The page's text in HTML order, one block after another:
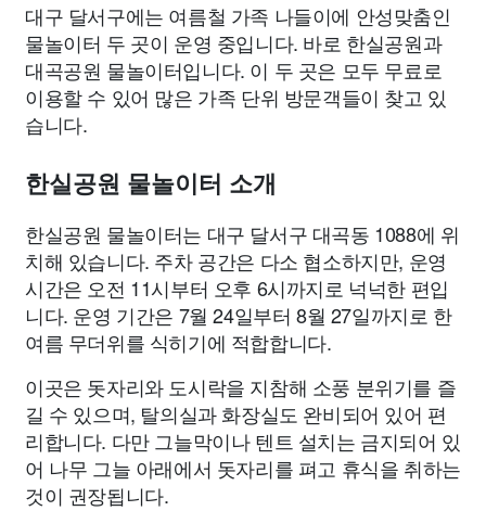
대구 달서구에는 여름철 가족 나들이에 안성맞춤인
물놀이터 두 곳이 운영 중입니다. 바로 한실공원과
대곡공원 물놀이터입니다. 이 두 곳은 모두 무료로
이용할 수 있어 많은 가족 단위 방문객들이 찾고 있
습니다.
한실공원 물놀이터 소개
한실공원 물놀이터는 대구 달서구 대곡동 1088에 위
치해 있습니다. 주차 공간은 다소 협소하지만, 운영
시간은 오전 11시부터 오후 6시까지로 넉넉한 편입
니다. 운영 기간은 7월 24일부터 8월 27일까지로 한
여름 무더위를 식히기에 적합합니다.
이곳은 돗자리와 도시락을 지참해 소풍 분위기를 즐
길 수 있으며, 탈의실과 화장실도 완비되어 있어 편
리합니다. 다만 그늘막이나 텐트 설치는 금지되어 있
어 나무 그늘 아래에서 돗자리를 펴고 휴식을 취하는
것이 권장됩니다.